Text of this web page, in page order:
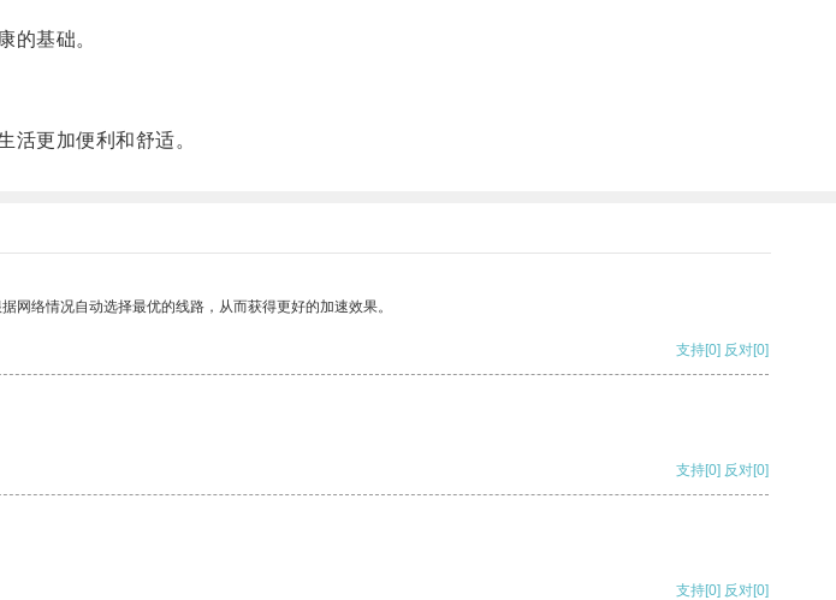
基础。
更加便利和舒适。
络情况自动选择最优的线路，从而获得更好的加速效果。
支持[0] 反对[0]
支持[0] 反对[0]
支持[0] 反对[0]